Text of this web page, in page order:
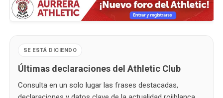
SE ESTÁ DICIENDO
Últimas declaraciones del Athletic Club
Consulta en un solo lugar las frases destacadas,